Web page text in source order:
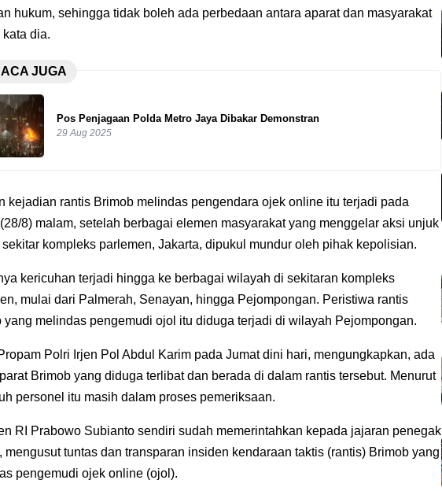
hukum, sehingga tidak boleh ada perbedaan antara aparat dan masyarakat
kata dia.
JUGA
Pos Penjagaan Polda Metro Jaya Dibakar Demonstran
29 Aug 2025
kejadian rantis Brimob melindas pengendara ojek online itu terjadi pada
8) malam, setelah berbagai elemen masyarakat yang menggelar aksi unjuk
sekitar kompleks parlemen, Jakarta, dipukul mundur oleh pihak kepolisian.
kericuhan terjadi hingga ke berbagai wilayah di sekitaran kompleks
mulai dari Palmerah, Senayan, hingga Pejompongan. Peristiwa rantis
yang melindas pengemudi ojol itu diduga terjadi di wilayah Pejompongan.
Polri Irjen Pol Abdul Karim pada Jumat dini hari, mengungkapkan, ada
Brimob yang diduga terlibat dan berada di dalam rantis tersebut. Menurut
personel itu masih dalam proses pemeriksaan.
RI Prabowo Subianto sendiri sudah memerintahkan kepada jajaran penegak
mengusut tuntas dan transparan insiden kendaraan taktis (rantis) Brimob yang
pengemudi ojek online (ojol).